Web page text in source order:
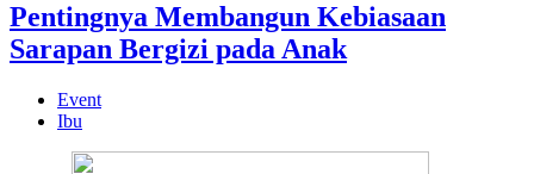
Pentingnya Membangun Kebiasaan
Sarapan Bergizi pada Anak
Event
Ibu